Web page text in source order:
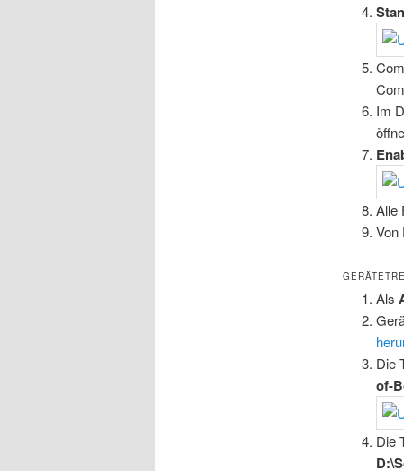
Im
Alle
Von
Als
Die
of-
Die